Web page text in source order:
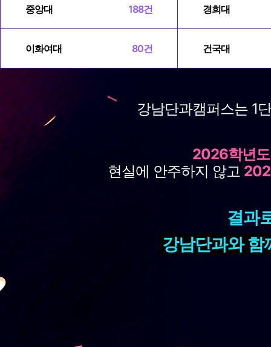
중앙대 188건 경희대
이화여대 80건 건국대
강남단과캠퍼스는 1
2026학년도
현실에 안주하지 않고
결과
강남단과와 함